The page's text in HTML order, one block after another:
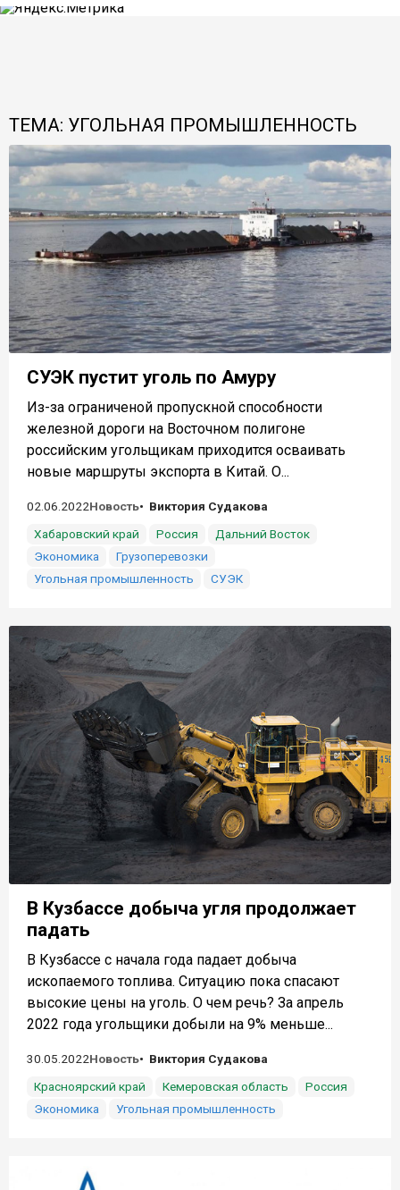
ТЕМА: УГОЛЬНАЯ ПРОМЫШЛЕННОСТЬ
СУЭК пустит уголь по Амуру
Из-за ограниченой пропускной способности
железной дороги на Восточном полигоне
российским угольщикам приходится осваивать
новые маршруты экспорта в Китай. О...
02.06.2022Новость
Виктория Судакова
Хабаровский край
Россия
Дальний Восток
Экономика
Грузоперевозки
Угольная промышленность
СУЭК
В Кузбассе добыча угля продолжает
падать
В Кузбассе с начала года падает добыча
ископаемого топлива. Ситуацию пока спасают
высокие цены на уголь. О чем речь? За апрель
2022 года угольщики добыли на 9% меньше...
30.05.2022Новость
Виктория Судакова
Красноярский край
Кемеровская область
Россия
Экономика
Угольная промышленность